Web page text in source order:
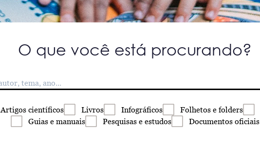
O que você está procurando?
Artigos científicos Livros Infográficos Folhetos e folders
Guias e manuais Pesquisas e estudos Documentos oficiais